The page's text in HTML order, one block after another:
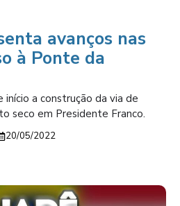
avanços nas
à Ponte da
a construção da via de
seco em Presidente Franco.
20/05/2022